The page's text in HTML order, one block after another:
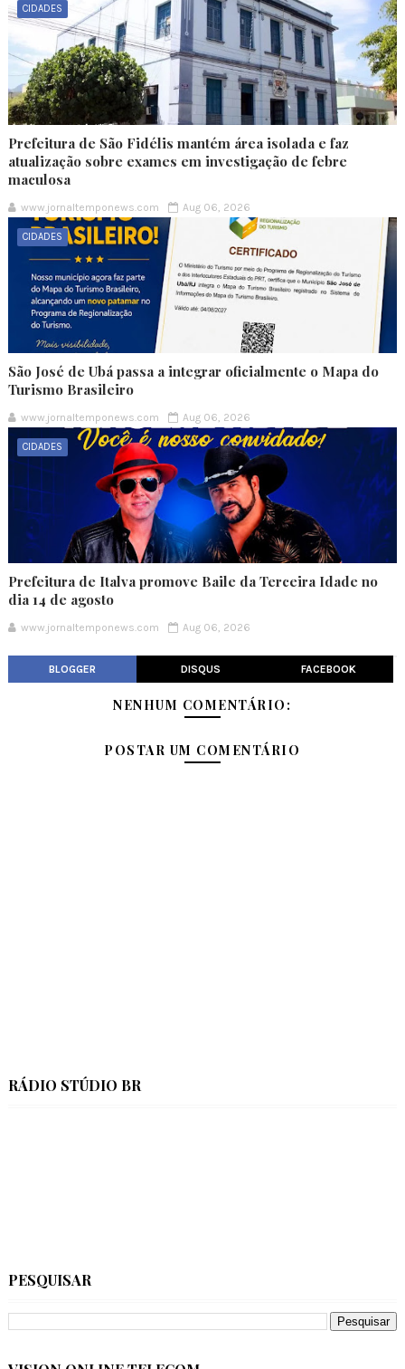
CIDADES
Prefeitura de São Fidélis mantém área isolada e faz
atualização sobre exames em investigação de febre
maculosa
www.jornaltemponews.com Aug 06, 2026
CIDADES
São José de Ubá passa a integrar oficialmente o Mapa do
Turismo Brasileiro
www.jornaltemponews.com Aug 06, 2026
CIDADES
Prefeitura de Italva promove Baile da Terceira Idade no
dia 14 de agosto
www.jornaltemponews.com Aug 06, 2026
BLOGGER DISQUS FACEBOOK
NENHUM COMENTÁRIO:
POSTAR UM COMENTÁRIO
RÁDIO STÚDIO BR
PESQUISAR